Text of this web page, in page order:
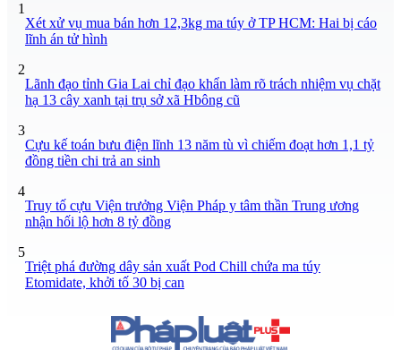
1
Xét xử vụ mua bán hơn 12,3kg ma túy ở TP HCM: Hai bị cáo
lĩnh án tử hình
2
Lãnh đạo tỉnh Gia Lai chỉ đạo khẩn làm rõ trách nhiệm vụ chặt
hạ 13 cây xanh tại trụ sở xã Hbông cũ
3
Cựu kế toán bưu điện lĩnh 13 năm tù vì chiếm đoạt hơn 1,1 tỷ
đồng tiền chi trả an sinh
4
Truy tố cựu Viện trưởng Viện Pháp y tâm thần Trung ương
nhận hối lộ hơn 8 tỷ đồng
5
Triệt phá đường dây sản xuất Pod Chill chứa ma túy
Etomidate, khởi tố 30 bị can